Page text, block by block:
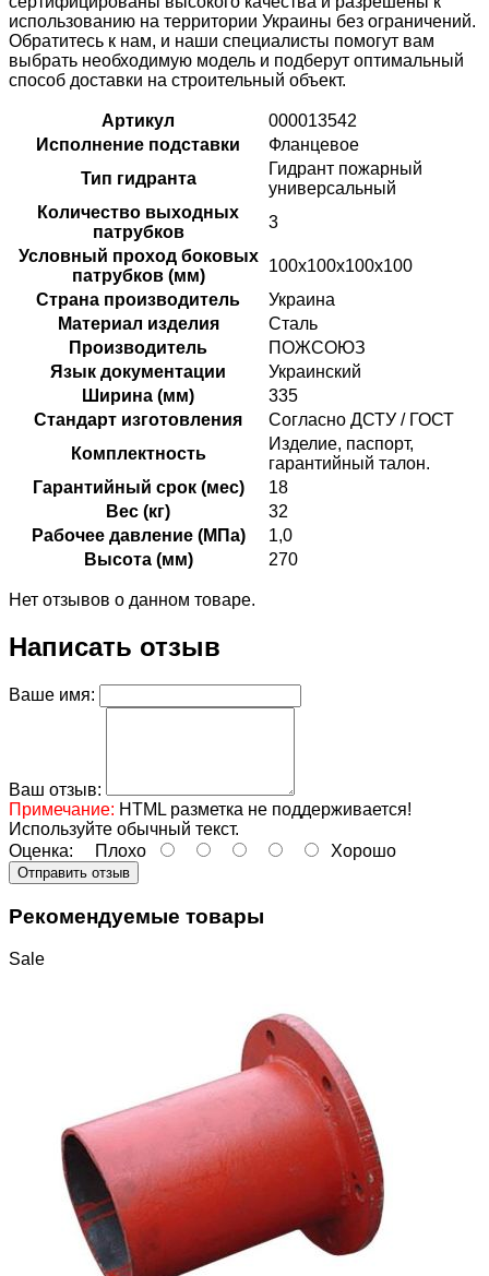
использованию на территории Украины без ограничений.
Обратитесь к нам, и наши специалисты помогут вам
выбрать необходимую модель и подберут оптимальный
способ доставки на строительный объект.
Артикул
000013542
Исполнение подставки
Фланцевое
Тип гидранта
Гидрант пожарный
универсальный
Количество выходных
патрубков
3
Условный проход боковых
патрубков (мм)
100х100х100х100
Страна производитель
Украина
Материал изделия
Сталь
Производитель
ПОЖСОЮЗ
Язык документации
Украинский
Ширина (мм)
335
Стандарт изготовления
Согласно ДСТУ / ГОСТ
Комплектность
Изделие, паспорт,
гарантийный талон.
Гарантийный срок (мес)
18
Вес (кг)
32
Рабочее давление (МПа)
1,0
Высота (мм)
270
Нет отзывов о данном товаре.
Написать отзыв
Ваше имя:
Ваш отзыв:
Примечание: HTML разметка не поддерживается!
Используйте обычный текст.
Оценка: Плохо Хорошо
Отправить отзыв
Рекомендуемые товары
Sale